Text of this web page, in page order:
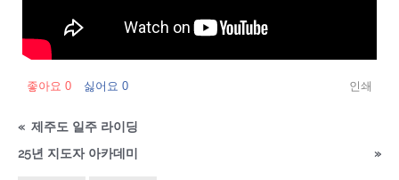
좋아요 0 싫어요 0 인쇄
« 제주도 일주 라이딩
25년 지도자 아카데미
»